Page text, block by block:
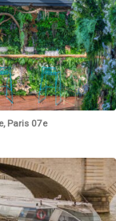
Paris 07e